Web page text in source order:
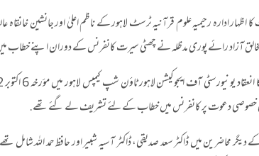
اظہار ادارہ رحیمیہ علوم قرآنیہ ٹرسٹ لاہور کے ناظم اعلیٰ اور جانشین
آزاد رائے پوری مدظلہ نے چھٹی سیرت کانفرنس کے دوران اپنے خطاب
خصوصی دعوت پر کانفرنس میں خطاب کے لئے تشریف لے گئے تھے.
دیگر محاضرین میں ڈاکٹر سعد صدیقی، ڈاکٹر آسیہ شبیر اور حافظ حمد اللہ